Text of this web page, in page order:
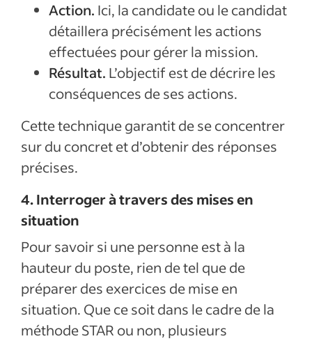
Action. Ici, la candidate ou le candidat
détaillera précisément les actions
effectuées pour gérer la mission.
Résultat. L’objectif est de décrire les
conséquences de ses actions.
Cette technique garantit de se concentrer
sur du concret et d’obtenir des réponses
précises.
4. Interroger à travers des mises en
situation
Pour savoir si une personne est à la
hauteur du poste, rien de tel que de
préparer des exercices de mise en
situation. Que ce soit dans le cadre de la
méthode STAR ou non, plusieurs